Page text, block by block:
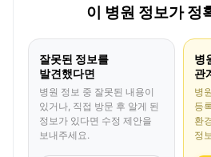
이 병원 정보가 정
잘못된 정보를
발견했다면
병원 정보 중 잘못된 내용이
있거나, 직접 방문 후 알게 된
정보가 있다면 수정 제안을
보내주세요.
병
관
병
등
환
정